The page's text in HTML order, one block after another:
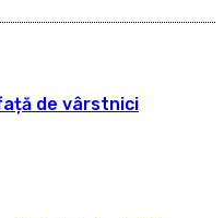
de vârstnici